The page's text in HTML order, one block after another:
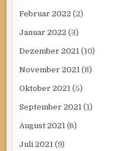
Februar 2022 (2)
Januar 2022 (3)
Dezember 2021 (10)
November 2021 (8)
Oktober 2021 (5)
September 2021 (1)
August 2021 (6)
Juli 2021 (9)